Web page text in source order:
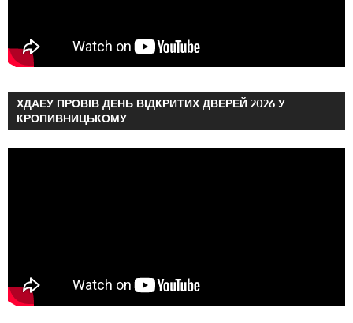
ХДАЕУ ПРОВІВ ДЕНЬ ВІДКРИТИХ ДВЕРЕЙ 2026 У
КРОПИВНИЦЬКОМУ